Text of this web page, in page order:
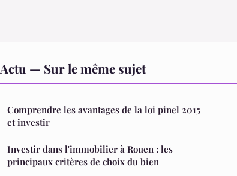
Actu — Sur le même sujet
Comprendre les avantages de la loi pinel 2015
et investir
Investir dans l'immobilier à Rouen : les
principaux critères de choix du bien